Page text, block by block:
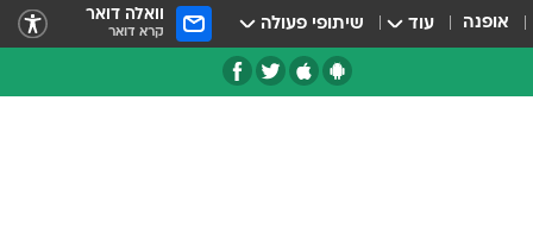
אופנה עוד שיתופי פעולה וואלה דואר
קרא דואר